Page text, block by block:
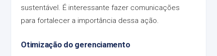
sustentável. É interessante fazer comunicações
para fortalecer a importância dessa ação.
Otimização do gerenciamento